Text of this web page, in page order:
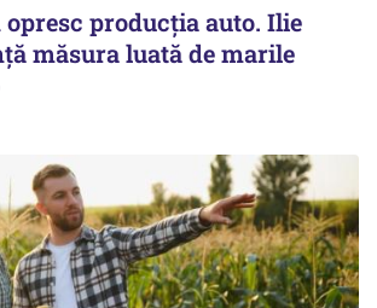
opresc producția auto. Ilie
măsura luată de marile